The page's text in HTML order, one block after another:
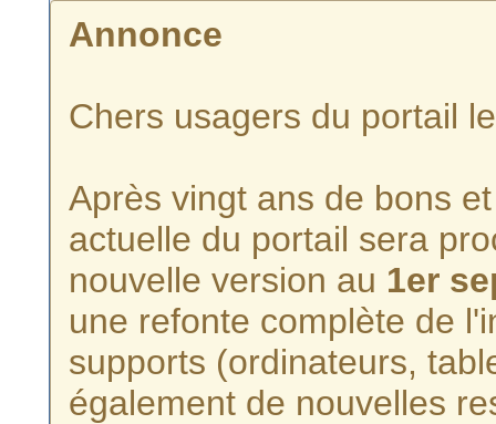
Annonce
Chers usagers du portail
Après vingt ans de bons
actuelle du portail sera
nouvelle version au 1er
une refonte complète de
supports (ordinateurs,
également de nouvelles